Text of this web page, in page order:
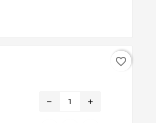
remove add
favorite_border